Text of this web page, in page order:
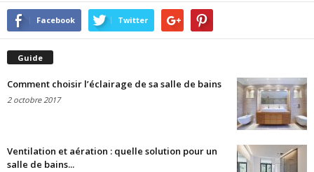
Facebook Twitter
Guide
Comment choisir l’éclairage de sa salle de bains
2 octobre 2017
Ventilation et aération : quelle solution pour un
salle de bains...